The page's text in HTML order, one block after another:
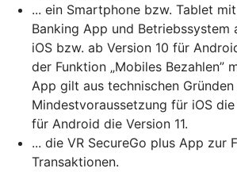
... ein Smartphone bzw. Tablet
Banking App und Betriebssystem
iOS bzw. ab Version 10 für
der Funktion „Mobiles Bezahlen”
App gilt aus technischen Gründen
Mindestvoraussetzung für iOS
für Android die Version 11.
... die VR SecureGo plus App zur
Transaktionen.